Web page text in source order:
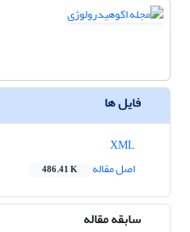
فایل ها
اصل مقاله
486.41 K
سابقه مقاله